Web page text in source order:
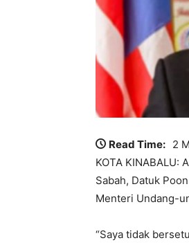
Read Time: 2
KOTA KINABALU:
Sabah, Datuk
Menteri Undang-
“Saya tidak